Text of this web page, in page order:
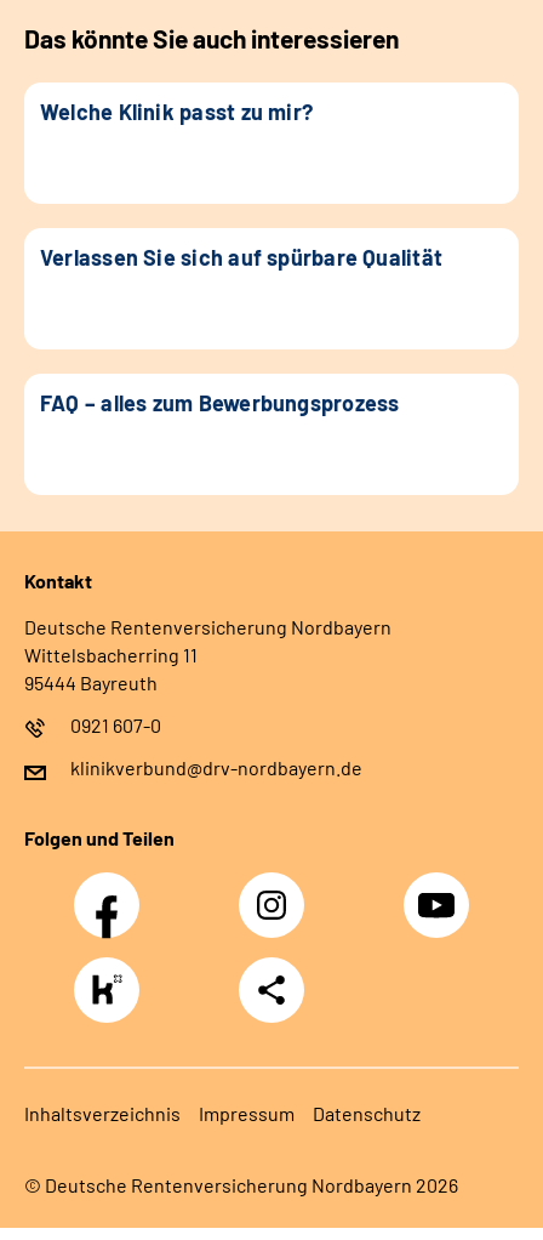
Das könnte Sie auch interessieren
Welche Klinik passt zu mir?
Verlassen Sie sich auf spürbare Qualität
FAQ – alles zum Bewerbungsprozess
Kontakt
Deutsche Rentenversicherung Nordbayern
Wittelsbacherring 11
95444 Bayreuth
0921 607-0
klinikverbund@drv-nordbayern.de
Folgen und Teilen
Facebook Instagram Youtube
https://www.kununu.com/de/deutsche-
rentenversicherung-
nordbayern6
Teilen
Inhaltsverzeichnis Impressum Datenschutz
© Deutsche Rentenversicherung Nordbayern 2026